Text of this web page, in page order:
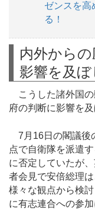
ゼンスを高
る！
内外から
影響を及ぼ
こうした諸外国の
府の判断に影響を及
7月16日の閣議後
点で自衛隊を派遣
に否定していたが
者会見で安倍総理
様々な観点から検
に有志連合への参